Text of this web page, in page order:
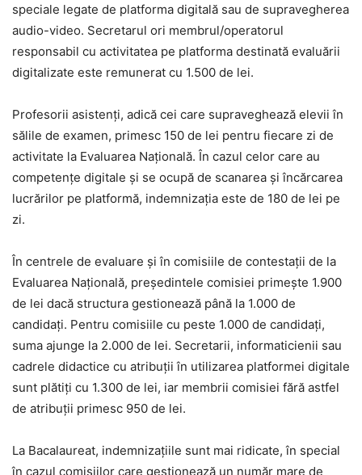
speciale legate de platforma digitală sau de supravegherea
audio-video. Secretarul ori membrul/operatorul
responsabil cu activitatea pe platforma destinată evaluării
digitalizate este remunerat cu 1.500 de lei.
Profesorii asistenți, adică cei care supraveghează elevii în
sălile de examen, primesc 150 de lei pentru fiecare zi de
activitate la Evaluarea Națională. În cazul celor care au
competențe digitale și se ocupă de scanarea și încărcarea
lucrărilor pe platformă, indemnizația este de 180 de lei pe
zi.
În centrele de evaluare și în comisiile de contestații de la
Evaluarea Națională, președintele comisiei primește 1.900
de lei dacă structura gestionează până la 1.000 de
candidați. Pentru comisiile cu peste 1.000 de candidați,
suma ajunge la 2.000 de lei. Secretarii, informaticienii sau
cadrele didactice cu atribuții în utilizarea platformei digitale
sunt plătiți cu 1.300 de lei, iar membrii comisiei fără astfel
de atribuții primesc 950 de lei.
La Bacalaureat, indemnizațiile sunt mai ridicate, în special
în cazul comisiilor care gestionează un număr mare de